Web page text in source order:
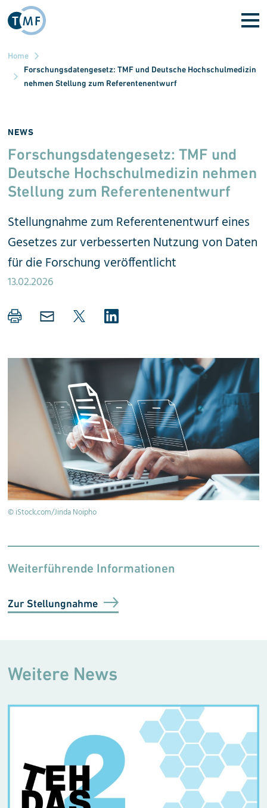
Skip to main content
Home
Forschungsdatengesetz: TMF und Deutsche Hochschulmedizin
nehmen Stellung zum Referentenentwurf
NEWS
Forschungsdatengesetz: TMF und
Deutsche Hochschulmedizin nehmen
Stellung zum Referentenentwurf
Stellungnahme zum Referentenentwurf eines
Gesetzes zur verbesserten Nutzung von Daten
für die Forschung veröffentlicht
13.02.2026
© iStock.com/Jinda Noipho
Weiterführende Informationen
Zur Stellungnahme
Weitere News